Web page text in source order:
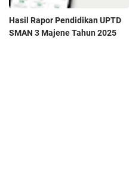
Hasil Rapor Pendidikan UPTD
SMAN 3 Majene Tahun 2025